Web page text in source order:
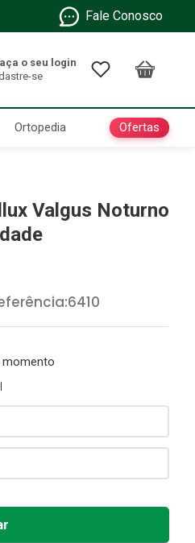
Fale Conosco
Ortopedia Ofertas
Valgus Noturno
:6410
momento